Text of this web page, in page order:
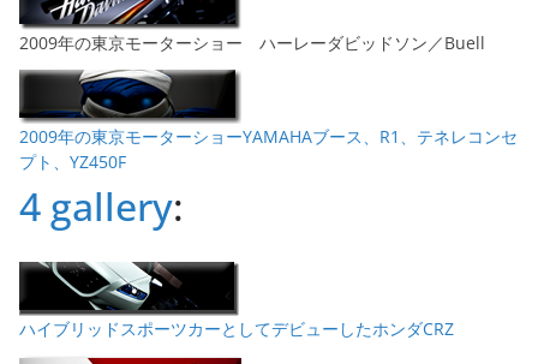
2009年の東京モーターショー ハーレーダビッドソン／Buell
2009年の東京モーターショーYAMAHAブース、R1、テネレコンセ
プト、YZ450F
4 gallery:
ハイブリッドスポーツカーとしてデビューしたホンダCRZ